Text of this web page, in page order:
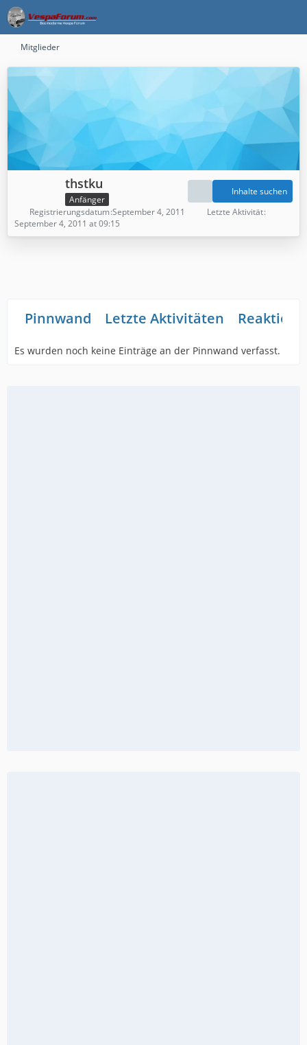
Mitglieder
thstku
Anfänger
Inhalte suchen
Registrierungsdatum September 4, 2011
Letzte Aktivität
September 4, 2011 at 09:15
Pinnwand Letzte Aktivitäten
Es wurden noch keine Einträge an der Pinnwand verfasst.